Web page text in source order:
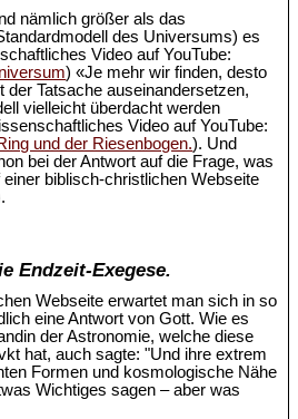
nämlich größer als das
des Universums) es
Video auf YouTube:
) «Je mehr wir finden, desto
Tatsache auseinandersetzen,
vielleicht überdacht werden
Video auf YouTube:
und der Riesenbogen.). Und
bei der Antwort auf die Frage, was
biblisch-christlichen Webseite
Endzeit-Exegese.
Webseite erwartet man sich in so
eine Antwort von Gott. Wie es
der Astronomie, welche diese
hat, auch sagte: "Und ihre extrem
Formen und kosmologische Nähe
Wichtiges sagen – aber was